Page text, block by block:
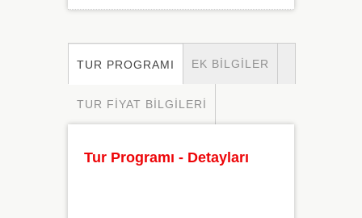
TUR PROGRAMI EK BILGILER
TUR FIYAT BILGILERI
Tur Programı - Detayları